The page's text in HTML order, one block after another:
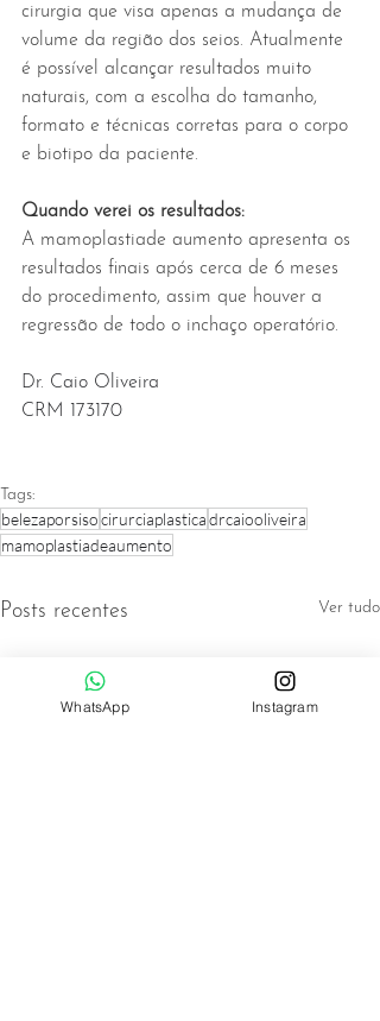
cirurgia que visa apenas a mudança de
volume da região dos seios. Atualmente
é possível alcançar resultados muito
naturais, com a escolha do tamanho,
formato e técnicas corretas para o corpo
e biotipo da paciente.
Quando verei os resultados:
A mamoplastiade aumento apresenta os
resultados finais após cerca de 6 meses
do procedimento, assim que houver a
regressão de todo o inchaço operatório.
Dr. Caio Oliveira
CRM 173170
Tags:
belezaporsisocirurciaplasticadrcaiooliveira
mamoplastiadeaumento
Posts recentes Ver tudo
WhatsApp Instagram